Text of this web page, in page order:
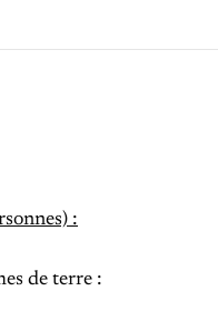
:
de terre :